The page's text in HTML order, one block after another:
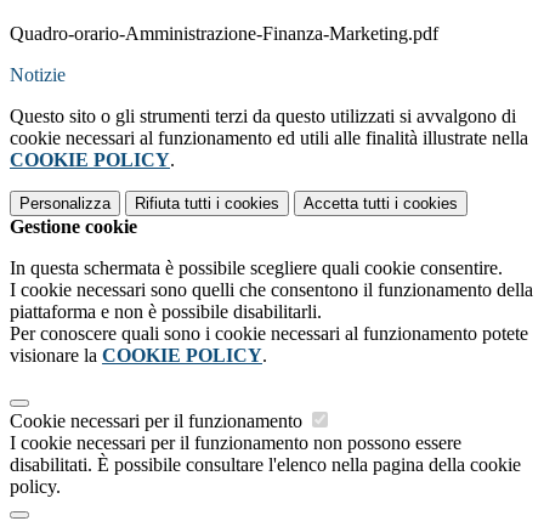
Quadro-orario-Amministrazione-Finanza-Marketing.pdf
Notizie
Questo sito o gli strumenti terzi da questo utilizzati si avvalgono di
cookie necessari al funzionamento ed utili alle finalità illustrate nella
COOKIE POLICY.
Personalizza Rifiuta tutti i cookies Accetta tutti i cookies
Gestione cookie
In questa schermata è possibile scegliere quali cookie consentire.
I cookie necessari sono quelli che consentono il funzionamento della
piattaforma e non è possibile disabilitarli.
Per conoscere quali sono i cookie necessari al funzionamento potete
visionare la COOKIE POLICY.
Cookie necessari per il funzionamento
I cookie necessari per il funzionamento non possono essere
disabilitati. È possibile consultare l'elenco nella pagina della cookie
policy.